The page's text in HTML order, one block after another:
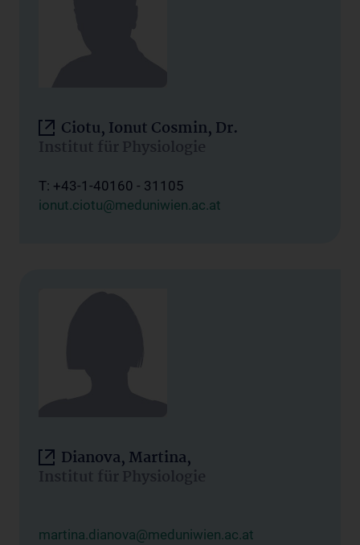
Ciotu, Ionut Cosmin, Dr.
Institut für Physiologie
T: +43-1-40160 - 31105
ionut.ciotu@meduniwien.ac.at
Dianova, Martina,
Institut für Physiologie
martina.dianova@meduniwien.ac.at